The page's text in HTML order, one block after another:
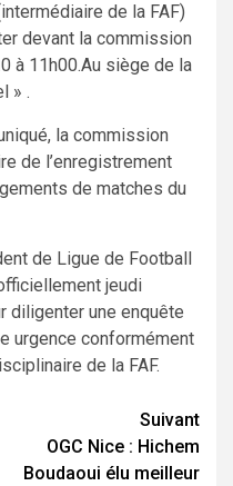
de la FAF)
devant la commission
à 11h00.Au siège de la
» .
la commission
de l’enregistrement
de matches du
de Ligue de Football
jeudi
diligenter une enquête
urgence conformément
de la FAF.
Suivant
OGC Nice : Hichem
Boudaoui élu meilleur